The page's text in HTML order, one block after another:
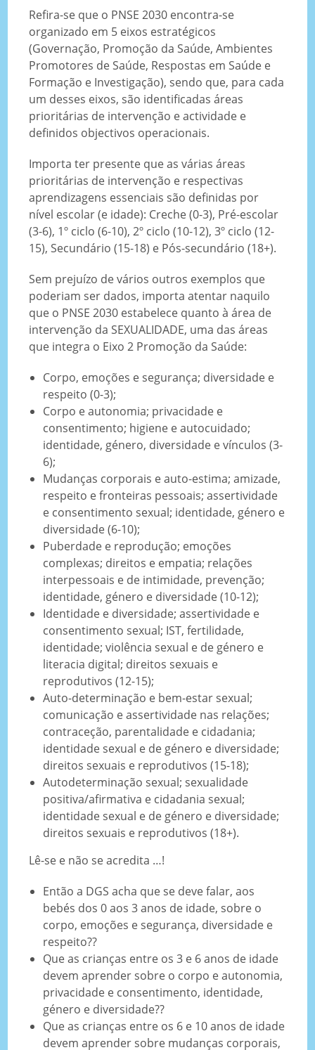
Refira-se que o PNSE 2030 encontra-se
organizado em 5 eixos estratégicos
(Governação, Promoção da Saúde, Ambientes
Promotores de Saúde, Respostas em Saúde e
Formação e Investigação), sendo que, para cada
um desses eixos, são identificadas áreas
prioritárias de intervenção e actividade e
definidos objectivos operacionais.
Importa ter presente que as várias áreas
prioritárias de intervenção e respectivas
aprendizagens essenciais são definidas por
nível escolar (e idade): Creche (0-3), Pré-escolar
(3-6), 1º ciclo (6-10), 2º ciclo (10-12), 3º ciclo (12-
15), Secundário (15-18) e Pós-secundário (18+).
Sem prejuízo de vários outros exemplos que
poderiam ser dados, importa atentar naquilo
que o PNSE 2030 estabelece quanto à área de
intervenção da SEXUALIDADE, uma das áreas
que integra o Eixo 2 Promoção da Saúde:
Corpo, emoções e segurança; diversidade e
respeito (0-3);
Corpo e autonomia; privacidade e
consentimento; higiene e autocuidado;
identidade, género, diversidade e vínculos (3-
6);
Mudanças corporais e auto-estima; amizade,
respeito e fronteiras pessoais; assertividade
e consentimento sexual; identidade, género e
diversidade (6-10);
Puberdade e reprodução; emoções
complexas; direitos e empatia; relações
interpessoais e de intimidade, prevenção;
identidade, género e diversidade (10-12);
Identidade e diversidade; assertividade e
consentimento sexual; IST, fertilidade,
identidade; violência sexual e de género e
literacia digital; direitos sexuais e
reprodutivos (12-15);
Auto-determinação e bem-estar sexual;
comunicação e assertividade nas relações;
contraceção, parentalidade e cidadania;
identidade sexual e de género e diversidade;
direitos sexuais e reprodutivos (15-18);
Autodeterminação sexual; sexualidade
positiva/afirmativa e cidadania sexual;
identidade sexual e de género e diversidade;
direitos sexuais e reprodutivos (18+).
Lê-se e não se acredita …!
Então a DGS acha que se deve falar, aos
bebés dos 0 aos 3 anos de idade, sobre o
corpo, emoções e segurança, diversidade e
respeito??
Que as crianças entre os 3 e 6 anos de idade
devem aprender sobre o corpo e autonomia,
privacidade e consentimento, identidade,
género e diversidade??
Que as crianças entre os 6 e 10 anos de idade
devem aprender sobre mudanças corporais,